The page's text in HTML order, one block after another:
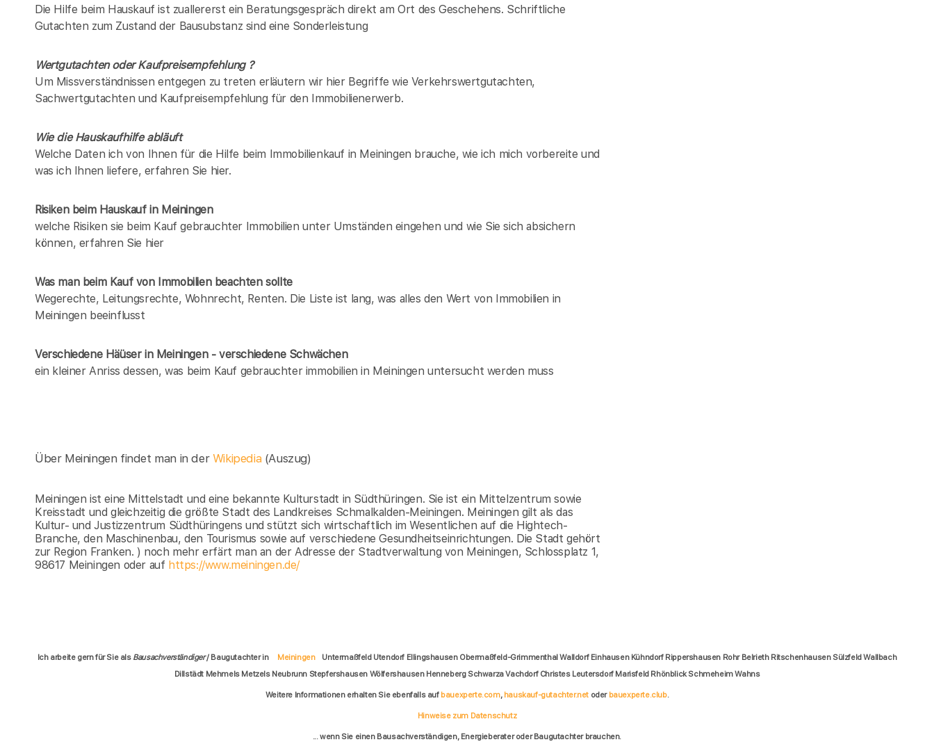
Die Hilfe beim Hauskauf ist zuallererst ein Beratungsgespräch direkt am Ort des Geschehens. Schriftliche
Gutachten zum Zustand der Bausubstanz sind eine Sonderleistung
Wertgutachten oder Kaufpreisempfehlung ?
Um Missverständnissen entgegen zu treten erläutern wir hier Begriffe wie Verkehrswertgutachten,
Sachwertgutachten und Kaufpreisempfehlung für den Immobilienerwerb.
Wie die Hauskaufhilfe abläuft
Welche Daten ich von Ihnen für die Hilfe beim Immobilienkauf in Meiningen brauche, wie ich mich vorbereite und
was ich Ihnen liefere, erfahren Sie hier.
Risiken beim Hauskaufin Meiningen
welche Risiken sie beim Kauf gebrauchter Immobilien unter Umständen eingehen und wie Sie sich absichern
können, erfahren Sie hier
Was man beim Kauf von Immobilien beachten sollte
Wegerechte, Leitungsrechte, Wohnrecht, Renten. Die Liste ist lang, was alles den Wert von Immobilien in
Meiningen beeinflusst
Verschiedene Häüser in Meiningen - verschiedene Schwächen
ein kleiner Anriss dessen, was beim Kauf gebrauchter immobilien in Meiningen untersucht werden muss
Über Meiningen findet man in der Wikipedia (Auszug)
Meiningen ist eine Mittelstadt und eine bekannte Kulturstadt in Südthüringen. Sie ist ein Mittelzentrum sowie
Kreisstadt und gleichzeitig die größte Stadt des Landkreises Schmalkalden-Meiningen. Meiningen gilt als das
Kultur- und Justizzentrum Südthüringens und stützt sich wirtschaftlich im Wesentlichen auf die Hightech-
Branche, den Maschinenbau, den Tourismus sowie auf verschiedene Gesundheitseinrichtungen. Die Stadt gehört
zur Region Franken. ) noch mehr erfärt man an der Adresse der Stadtverwaltung von Meiningen, Schlossplatz 1,
98617 Meiningen oder auf https://www.meiningen.de/
Ich arbeite gern für Sie als Bausachverständiger/ Baugutachter in Meiningen
Untermaßfeld Utendorf Ellingshausen Obermaßfeld-Grimmenthal Walldorf Einhausen Kühndorf Rippershausen Rohr Belrieth Ritschenhausen Sülzfeld Wallbach
Dillstädt Mehmels Metzels Neubrunn Stepfershausen Wölfershausen Henneberg Schwarza Vachdorf Christes Leutersdorf Marisfeld Rhönblick Schmeheim Wahns
Weitere Informationen erhalten Sie ebenfalls auf bauexperte.com, hauskauf-gutachter.net oder bauexperte.club.
Hinweise zum Datenschutz
... wenn Sie einen Bausachverständigen, Energieberater oder Baugutachter brauchen.